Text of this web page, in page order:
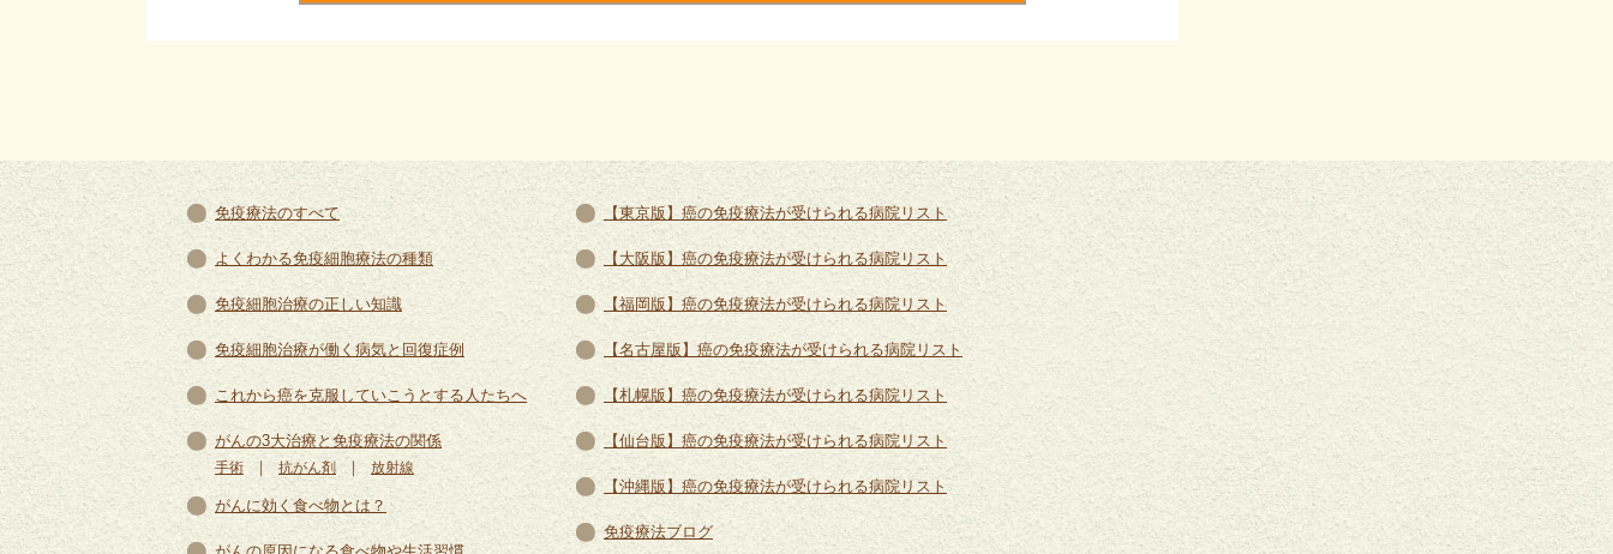
免疫療法のすべて
よくわかる免疫細胞療法の種類
免疫細胞治療の正しい知識
免疫細胞治療が働く病気と回復症例
これから癌を克服していこうとする人たちへ
がんの3大治療と免疫療法の関係
手術 ｜ 抗がん剤 ｜ 放射線
がんに効く食べ物とは？
【東京版】癌の免疫療法が受けられる病院リスト
【大阪版】癌の免疫療法が受けられる病院リスト
【福岡版】癌の免疫療法が受けられる病院リスト
【名古屋版】癌の免疫療法が受けられる病院リスト
【札幌版】癌の免疫療法が受けられる病院リスト
【仙台版】癌の免疫療法が受けられる病院リスト
【沖縄版】癌の免疫療法が受けられる病院リスト
免疫療法ブログ